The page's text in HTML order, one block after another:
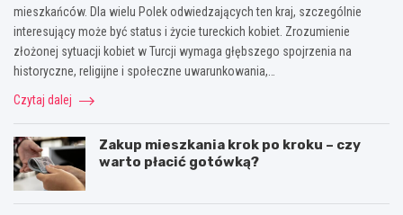
mieszkańców. Dla wielu Polek odwiedzających ten kraj, szczególnie
interesujący może być status i życie tureckich kobiet. Zrozumienie
złożonej sytuacji kobiet w Turcji wymaga głębszego spojrzenia na
historyczne, religijne i społeczne uwarunkowania,…
Czytaj dalej
Zakup mieszkania krok po kroku – czy
warto płacić gotówką?